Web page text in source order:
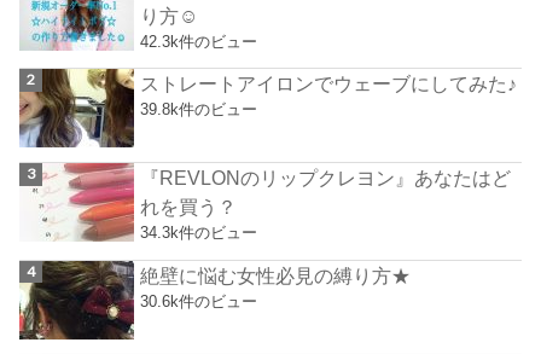
り方☺︎
42.3k件のビュー
ストレートアイロンでウェーブにしてみた♪
39.8k件のビュー
『REVLONのリップクレヨン』あなたはど
れを買う？
34.3k件のビュー
絶壁に悩む女性必見の縛り方★
30.6k件のビュー